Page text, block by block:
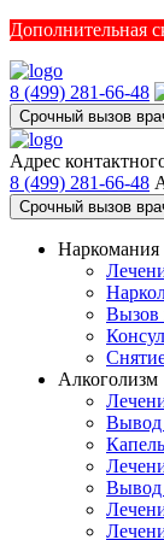
Дополнительная
8 (499) 281-66-48
Срочный вызов
Адрес
8 (499) 281-66-48
Срочный вызов
Наркомания
Вызов
Алкоголизм
Вывод
Вывод